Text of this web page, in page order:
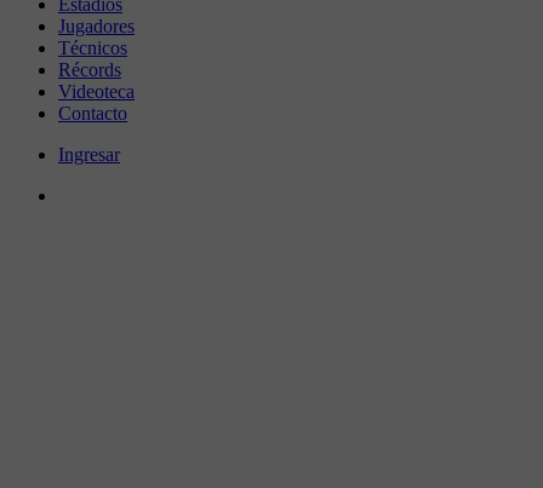
Jugadores
Técnicos
Récords
Videoteca
Contacto
Ingresar